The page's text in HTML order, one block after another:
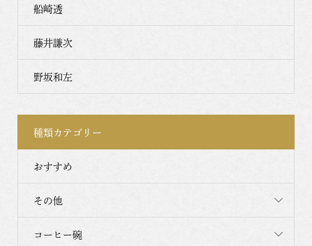
船崎透
藤井謙次
野坂和左
種類カテゴリー
おすすめ
その他
コーヒー碗